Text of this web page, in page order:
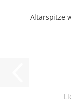
Altarspitze